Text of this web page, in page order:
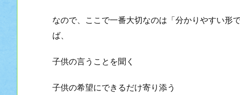
なので、ここで一番大切なのは「分かりやすい形
ば、
子供の言うことを聞く
子供の希望にできるだけ寄り添う